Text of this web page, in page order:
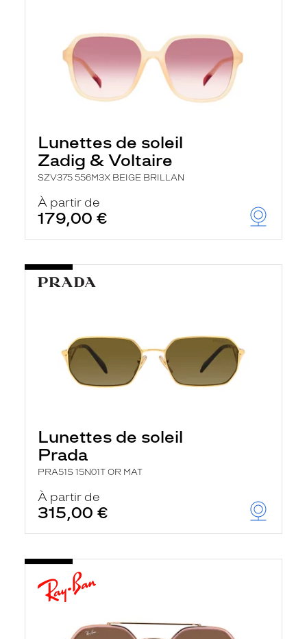
Lunettes de soleil
Zadig & Voltaire
SZV375 556M3X BEIGE BRILLAN
À partir de
179,00 €
Lunettes de soleil
Prada
PRA51S 15N01T OR MAT
À partir de
315,00 €